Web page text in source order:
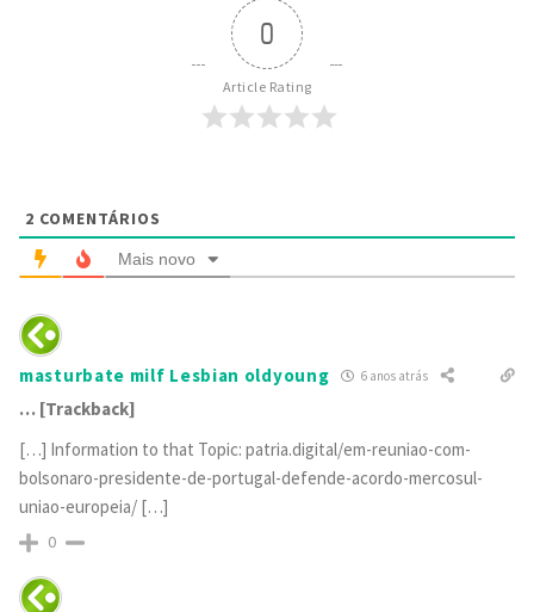
0
Article Rating
2 COMENTÁRIOS
Mais novo
masturbate milf Lesbian oldyoung 6 anos atrás
… [Trackback]
[…] Information to that Topic: patria.digital/em-reuniao-com-
bolsonaro-presidente-de-portugal-defende-acordo-mercosul-
uniao-europeia/ […]
0